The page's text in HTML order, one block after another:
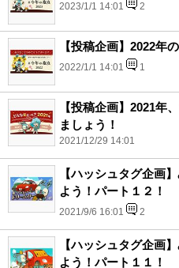
2023/1/1 14:01 2
【投稿企画】2022年
2022/1/1 14:01 1
【投稿企画】2021年
ましょう！
2021/12/29 14:01
【ハッシュタグ企画
よう！パート１２！
2021/9/6 16:01 2
【ハッシュタグ企画
よう！パート１１！